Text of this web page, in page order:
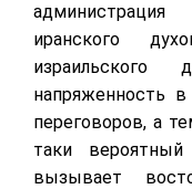
иранского
напряженность
переговоров, а
таки
вызывает